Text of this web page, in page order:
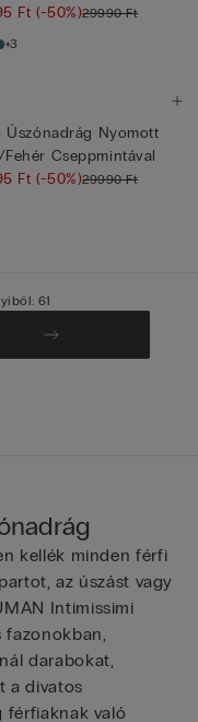
Ft(-50%)29990 Ft
+3
Úszónadrág Nyomott
Cseppmintával
Ft(-50%)29990 Ft
61
kellék minden férfi
az úszást vagy
Intimissimi
darabokat,
a divatos
férfiaknak való